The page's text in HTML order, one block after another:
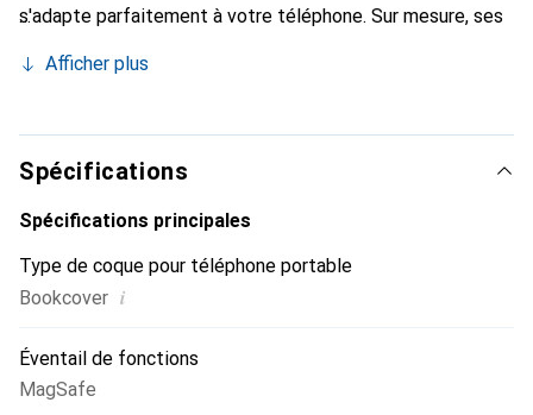
s'adapte parfaitement à votre téléphone. Sur mesure, ses
peau. Elle devient l'accessoire chic et indispensable pour
ses produits de haute qualité, la marque Noreve est un
choix fiable pour une clientèle exigeante.
Afficher plus
Spécifications
Spécifications principales
Type de coque pour téléphone portable
Bookcover i
Éventail de fonctions
MagSafe